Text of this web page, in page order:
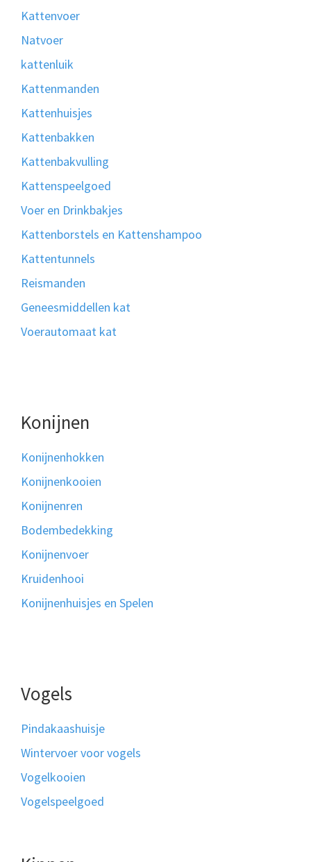
Kattenvoer
Natvoer
kattenluik
Kattenmanden
Kattenhuisjes
Kattenbakken
Kattenbakvulling
Kattenspeelgoed
Voer en Drinkbakjes
Kattenborstels en Kattenshampoo
Kattentunnels
Reismanden
Geneesmiddellen kat
Voerautomaat kat
Konijnen
Konijnenhokken
Konijnenkooien
Konijnenren
Bodembedekking
Konijnenvoer
Kruidenhooi
Konijnenhuisjes en Spelen
Vogels
Pindakaashuisje
Wintervoer voor vogels
Vogelkooien
Vogelspeelgoed